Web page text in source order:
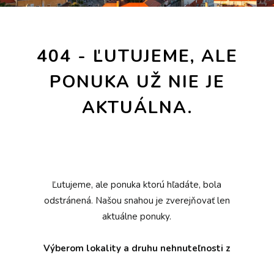
404 - ĽUTUJEME, ALE
PONUKA UŽ NIE JE
AKTUÁLNA.
Ľutujeme, ale ponuka ktorú hľadáte, bola
odstránená. Našou snahou je zverejňovať len
aktuálne ponuky.
Výberom lokality a druhu nehnuteľnosti z